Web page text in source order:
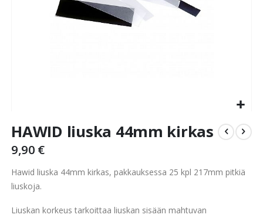
to
beginning
the
images
HAWID liuska 44mm kirkas
9,90 €
Hawid liuska 44mm kirkas, pakkauksessa 25 kpl 217mm pitkiä
liuskoja.
Liuskan korkeus tarkoittaa liuskan sisään mahtuvan